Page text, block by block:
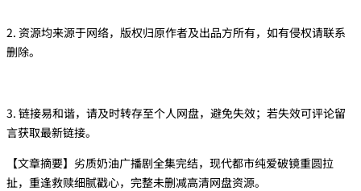
2. 资源均来源于网络，版权归原作者及出品方所有，如有侵权请联系
删除。
3. 链接易和谐，请及时转存至个人网盘，避免失效；若失效可评论留
言获取最新链接。
【文章摘要】劣质奶油广播剧全集完结，现代都市纯爱破镜重圆拉
扯，重逢救赎细腻戳心，完整未删减高清网盘资源。